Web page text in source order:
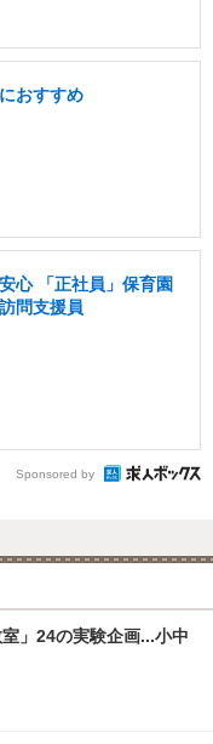
おすすめ
心 「正社員」保育園
問支援員
Sponsored by
」24の実験企画...小中